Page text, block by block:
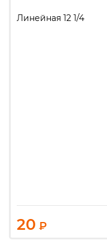
Линейная 12 1/4
20 ₽